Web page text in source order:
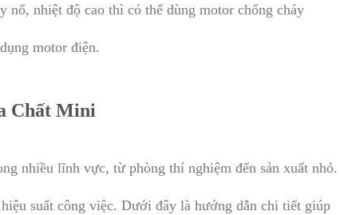
nổ, nhiệt độ cao thì có thể dùng motor chống cháy
motor điện.
Chất Mini
nhiều lĩnh vực, từ phòng thí nghiệm đến sản xuất nhỏ.
suất công việc. Dưới đây là hướng dẫn chi tiết giúp